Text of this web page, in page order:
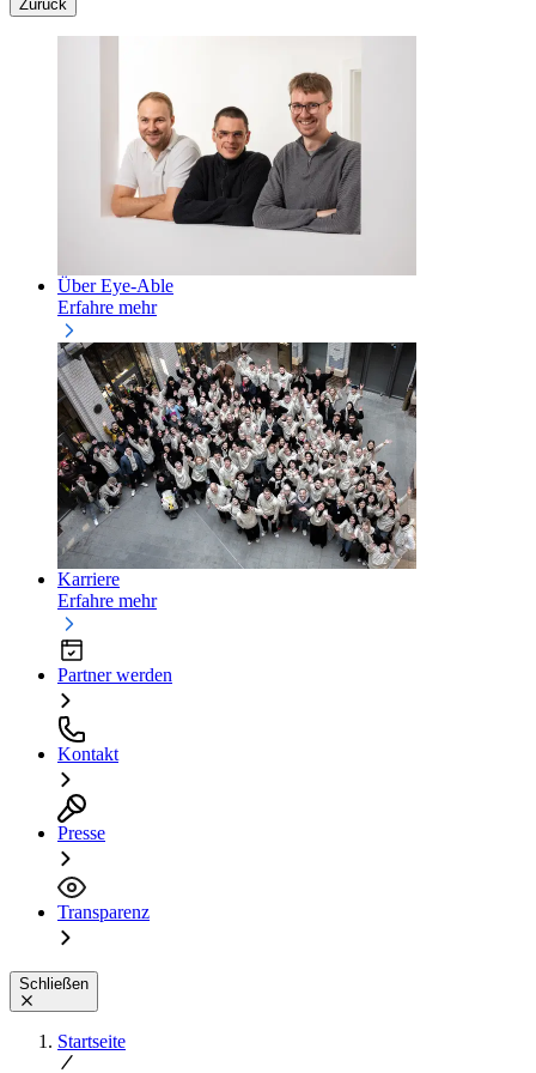
Zurück
Über Eye-Able
Erfahre mehr
Karriere
Erfahre mehr
Partner werden
Kontakt
Presse
Transparenz
Schließen
Startseite